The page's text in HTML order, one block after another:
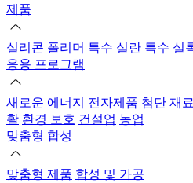
제품
실리콘 폴리머 특수 실란 특수 실
응용 프로그램
새로운 에너지 전자제품 첨단 재료
활 환경 보호 건설업 농업
맞춤형 합성
맞춤형 제품 합성 및 가공